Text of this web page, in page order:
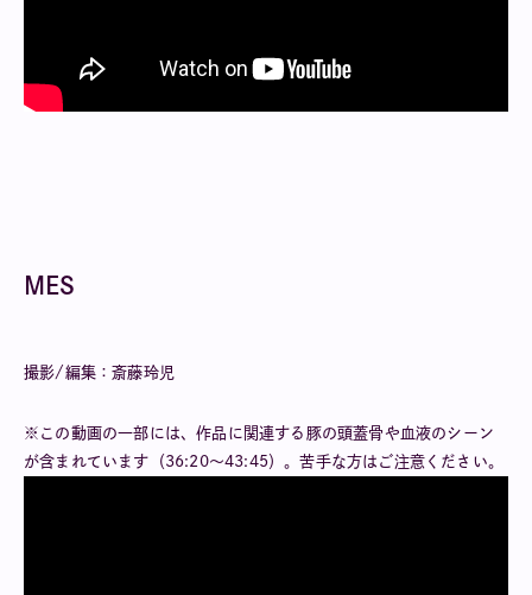
MES
撮影/編集：斎藤玲児
※この動画の一部には、作品に関連する豚の頭蓋骨や血液のシーン
が含まれています（36:20〜43:45）。苦手な方はご注意ください。